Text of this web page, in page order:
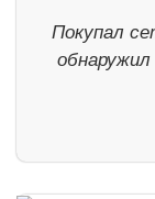
Покупал
обнаружил